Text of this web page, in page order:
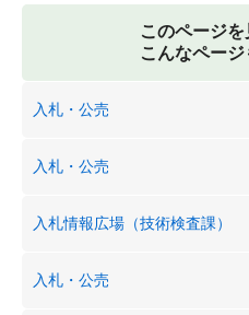
このページ
こんなペー
入札・公売
入札・公売
入札情報広場（技術検査課）
入札・公売